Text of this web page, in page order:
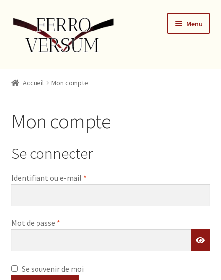
Menu
Boutique
Conditions Générales de Vente de produits en ligne à des
consommateurs particuliers
Formulaire de contact
Panier
Accueil Mon compte
Mon compte
Se connecter
Identifiant ou e-mail *
Mot de passe *
Se souvenir de moi